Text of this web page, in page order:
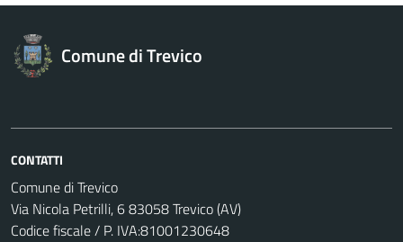
Comune di Trevico
CONTATTI
Comune di Trevico
Via Nicola Petrilli, 6 83058 Trevico (AV)
Codice fiscale / P. IVA:81001230648